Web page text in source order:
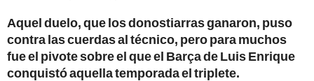
Aquel duelo, que los donostiarras ganaron, puso
contra las cuerdas al técnico, pero para muchos
fue el pivote sobre el que el Barça de Luis Enrique
conquistó aquella temporada el triplete.